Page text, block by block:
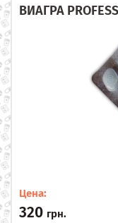
ВИАГРА
Цена:
320 грн.